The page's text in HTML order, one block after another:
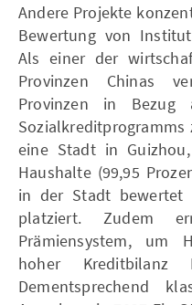
Andere Projekte
Bewertung von
Als einer der
Provinzen Chinas
Provinzen in Bezug
eine Stadt in
Haushalte (99,95
in der Stadt bewertet
platziert. Zudem
Prämiensystem, um
hoher Kreditbilanz
Dementsprechend